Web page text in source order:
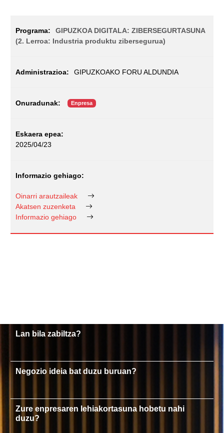
GIPUZKOA DIGITALA: ZIBERSEGURTASUNA
(2. Lerroa: Industria produktu zibersegurua)
GIPUZKOAKO FORU ALDUNDIA
Enpresa
2025/04/23
Oinarri arautzaileak
Akatsen zuzenketa
Informazio gehiago
Lan bila zabiltza?
Negozio ideia bat duzu buruan?
Zure enpresaren lehiakortasuna hobetu nahi
duzu?